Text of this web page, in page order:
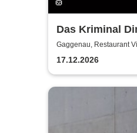
Das Kriminal
im Gemeinderat
Gaggenau, Restaurant
17.12.2026